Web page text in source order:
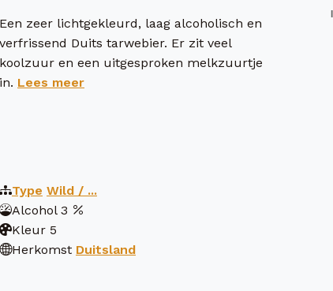
Een zeer lichtgekleurd, laag alcoholisch en
verfrissend Duits tarwebier. Er zit veel
koolzuur en een uitgesproken melkzuurtje
in. Lees meer
Type Wild / ...
Alcohol 3
Kleur 5
Herkomst Duitsland